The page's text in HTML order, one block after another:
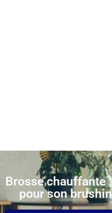
Brosse chauffante
pour son